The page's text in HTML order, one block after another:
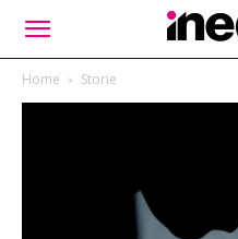
Home Storie